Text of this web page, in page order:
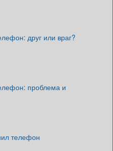
друг или враг?
проблема и
телефон